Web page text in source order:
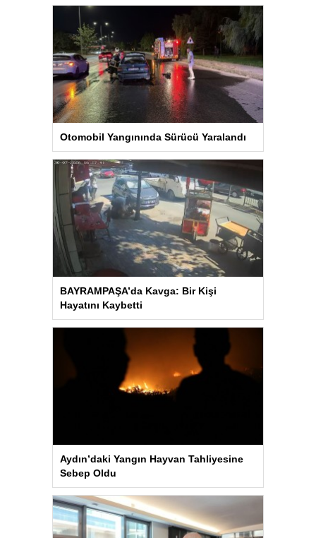
Otomobil Yangınında Sürücü Yaralandı
BAYRAMPAŞA’da Kavga: Bir Kişi
Hayatını Kaybetti
Aydın’daki Yangın Hayvan Tahliyesine
Sebep Oldu